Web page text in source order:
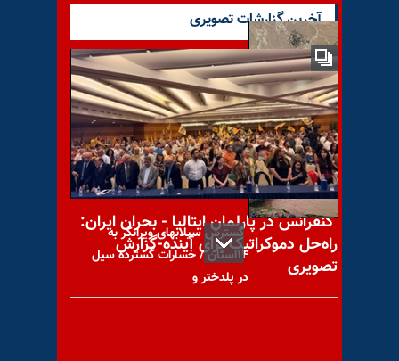
نیویورک تایمز: تأسیسات
موشکی ایران منفجر می‌شود اما
رژیم دروغ می‌گوید
گسترش سیلابهای ویرانگر به
۱۴استان / خسارات گسترده سیل
در پلدختر و
آخرین گزارشات تصویری
کنفرانس در پارلمان ایتالیا - بحران ایران:
راه‌حل دموکراتیک برای آینده-گزارش
تصویری